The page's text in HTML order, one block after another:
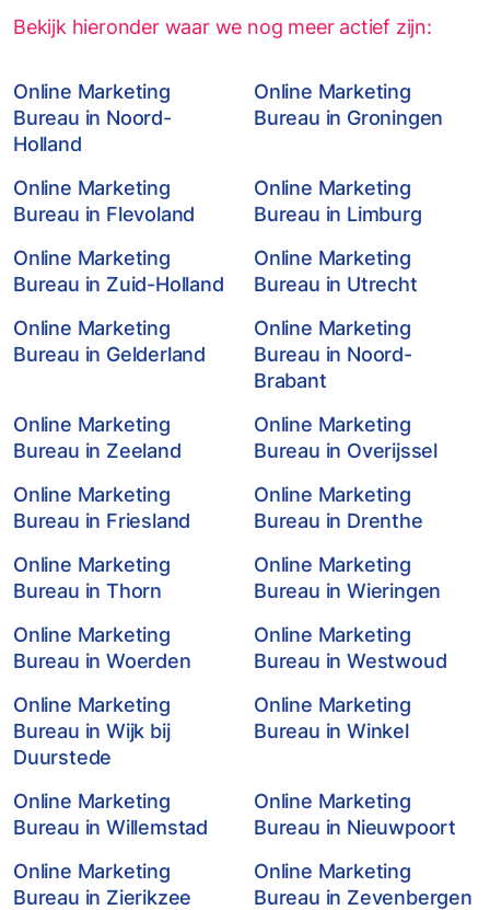
Bekijk hieronder waar we nog meer actief zijn:
Online Marketing
Bureau in Noord-
Holland
Online Marketing
Bureau in Groningen
Online Marketing
Bureau in Flevoland
Online Marketing
Bureau in Limburg
Online Marketing
Bureau in Zuid-Holland
Online Marketing
Bureau in Utrecht
Online Marketing
Bureau in Gelderland
Online Marketing
Bureau in Noord-
Brabant
Online Marketing
Bureau in Zeeland
Online Marketing
Bureau in Overijssel
Online Marketing
Bureau in Friesland
Online Marketing
Bureau in Drenthe
Online Marketing
Bureau in Thorn
Online Marketing
Bureau in Wieringen
Online Marketing
Bureau in Woerden
Online Marketing
Bureau in Westwoud
Online Marketing
Bureau in Wijk bij
Duurstede
Online Marketing
Bureau in Winkel
Online Marketing
Bureau in Willemstad
Online Marketing
Bureau in Nieuwpoort
Online Marketing
Bureau in Zierikzee
Online Marketing
Bureau in Zevenbergen